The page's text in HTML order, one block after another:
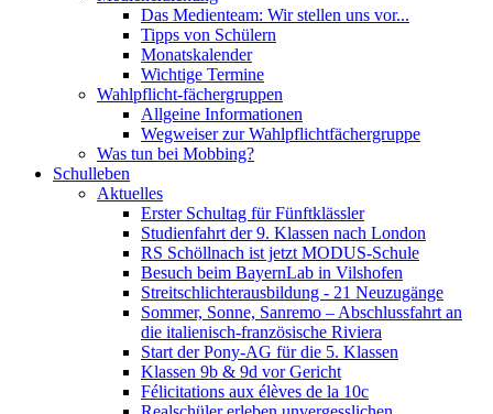
Das Medienteam: Wir stellen uns vor...
Tipps von Schülern
Monatskalender
Wichtige Termine
Wahlpflicht-fächergruppen
Allgeine Informationen
Wegweiser zur Wahlpflichtfächergruppe
Was tun bei Mobbing?
Schulleben
Aktuelles
Erster Schultag für Fünftklässler
Studienfahrt der 9. Klassen nach London
RS Schöllnach ist jetzt MODUS-Schule
Besuch beim BayernLab in Vilshofen
Streitschlichterausbildung - 21 Neuzugänge
Sommer, Sonne, Sanremo – Abschlussfahrt an
die italienisch-französische Riviera
Start der Pony-AG für die 5. Klassen
Klassen 9b & 9d vor Gericht
Félicitations aux élèves de la 10c